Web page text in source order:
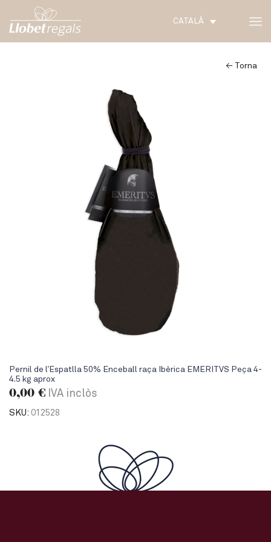
CATALÀ
← Torna
Pernil de l’Espatlla 50% Enceball raça Ibèrica EMERITVS Peça 4-
4.5 kg aprox
0,00 € IVA inclòs
SKU: 012528